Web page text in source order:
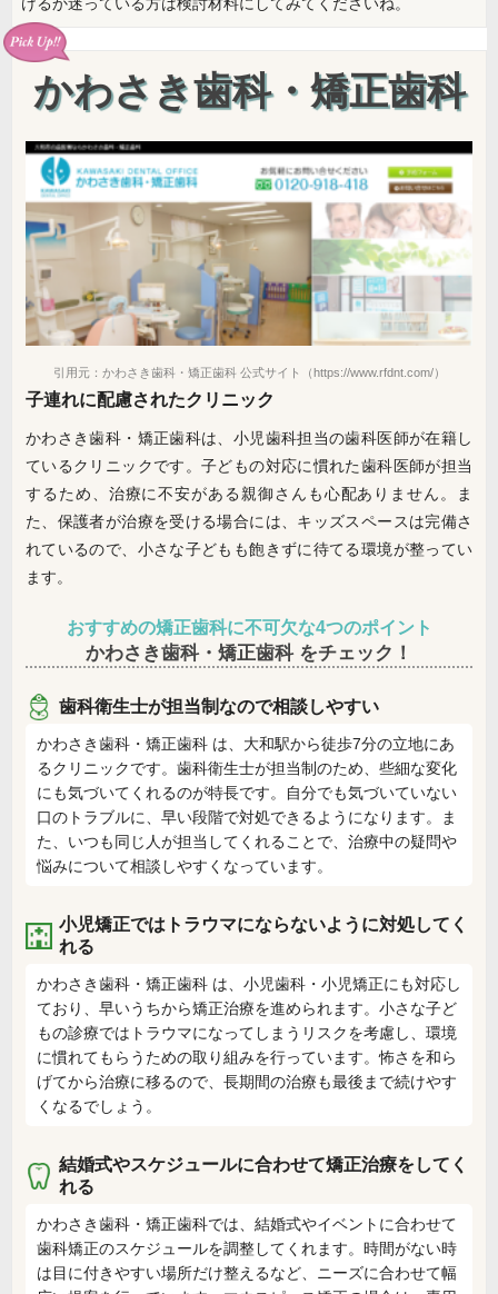
かわさき歯科・矯正歯科
引用元：かわさき歯科・矯正歯科 公式サイト（https://www.rfdnt.com/）
子連れに配慮されたクリニック
かわさき歯科・矯正歯科は、小児歯科担当の歯科医師が在籍し
ているクリニックです。子どもの対応に慣れた歯科医師が担当
するため、治療に不安がある親御さんも心配ありません。ま
た、保護者が治療を受ける場合には、キッズスペースは完備さ
れているので、小さな子どもも飽きずに待てる環境が整ってい
ます。
おすすめの矯正歯科に不可欠な4つのポイント
かわさき歯科・矯正歯科 をチェック！
歯科衛生士が担当制なので相談しやすい
かわさき歯科・矯正歯科 は、大和駅から徒歩7分の立地にあ
るクリニックです。歯科衛生士が担当制のため、些細な変化
にも気づいてくれるのが特長です。自分でも気づいていない
口のトラブルに、早い段階で対処できるようになります。ま
た、いつも同じ人が担当してくれることで、治療中の疑問や
悩みについて相談しやすくなっています。
小児矯正ではトラウマにならないように対処してく
れる
かわさき歯科・矯正歯科 は、小児歯科・小児矯正にも対応し
ており、早いうちから矯正治療を進められます。小さな子ど
もの診療ではトラウマになってしまうリスクを考慮し、環境
に慣れてもらうための取り組みを行っています。怖さを和ら
げてから治療に移るので、長期間の治療も最後まで続けやす
くなるでしょう。
結婚式やスケジュールに合わせて矯正治療をしてく
れる
かわさき歯科・矯正歯科では、結婚式やイベントに合わせて
歯科矯正のスケジュールを調整してくれます。時間がない時
は目に付きやすい場所だけ整えるなど、ニーズに合わせて幅